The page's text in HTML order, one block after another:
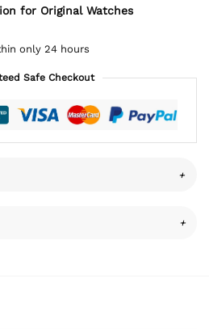
for Original Watches
only 24 hours
Safe Checkout
+
+